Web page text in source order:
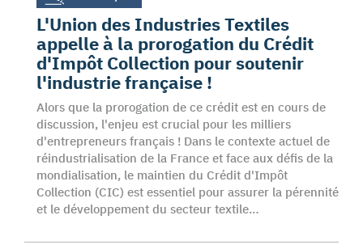
L'Union des Industries Textiles
appelle à la prorogation du Crédit
d'Impôt Collection pour soutenir
l'industrie française !
Alors que la prorogation de ce crédit est en cours de
discussion, l'enjeu est crucial pour les milliers
d'entrepreneurs français ! Dans le contexte actuel de
réindustrialisation de la France et face aux défis de la
mondialisation, le maintien du Crédit d'Impôt
Collection (CIC) est essentiel pour assurer la pérennité
et le développement du secteur textile…